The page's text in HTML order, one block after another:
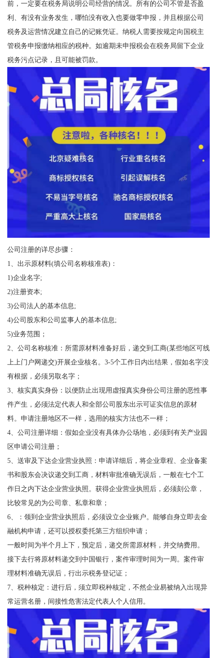
前，一定要在税务局说明公司经营的情况。所有的公司不管是否盈
利、有没有业务发生，哪怕没有收入也要做零申报，并且根据公司
税务及运营情况建立自己的记账凭证。纳税人需要按规定向国税主
管税务申报缴纳相应的税种。如逾期未申报税会在税务局留下企业
税务污点记录，且可能被罚款。
公司注册的详尽步骤：
1、出示原材料(填公司名称核准表)：
1)企业名字;
2)注册资本;
3)公司法人的基本信息;
4)公司股东和公司监事人的基本信息;
5)业务范围；
2、公司名称核准：所需原材料准备好后，递交到工商(某些地区可线
上上门户网递交)开展企业核名。3-5个工作日内出结果，假如名字没
有根据，必须另取名字；
3、核实真实身份：以便防止出现用虚报真实身份公司注册的恶性事
件产生，必须法定代表人和全部公司股东出示可证实信息的原材
料。申请注册地区不一样，选用的核实方法也不一样；
4、公司注册详细：假如企业没有具体办公场地，必须到有关产业园
区申请公司注册；
5、送审及下达企业营业执照：申请详细后，将企业章程、企业备案
书和股东会决议递交到工商，材料审批准确无误后，一般在七个工
作日之内下达企业营业执照。获得企业营业执照后，必须刻公章，
比较常见的为公司章、私章和章；
6、：领到企业营业执照后，必须设立企业账户。能够自身立即去金
融机构申请，还可以授权委托第三方组织申请；
一般时间为半个月上下，预定后，递交所需原材料，并交纳费用。
接下去行将原材料递交到中国银行，案件审理时间为一周。案件审
理材料准确无误后，行出示税务登记证；
7、税种核定：进行后，须立即税种核定，不然企业易被纳入出现异
常运营名册，间接性危害法定代表人个人信用。